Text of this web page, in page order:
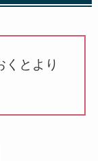
くとより